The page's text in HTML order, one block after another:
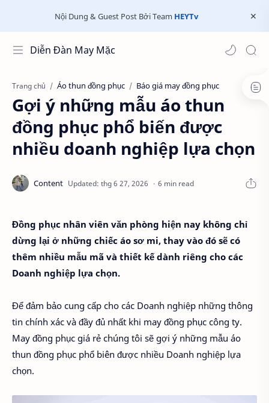
Nội Dung & Guest Post Bởi Team HEYTv
Diễn Đàn May Mặc
Trang chủ Áo thun đồng phục Báo giá may đồng phục
Gợi ý những mẫu áo thun
đồng phục phổ biến được
nhiều doanh nghiệp lựa chọn
6 min read
Đồng phục nhân viên văn phòng hiện nay không chỉ
dừng lại ở những chiếc áo sơ mi, thay vào đó sẽ có
thêm nhiều mẫu mã và thiết kế dành riêng cho các
Doanh nghiệp lựa chọn.
Để đảm bảo cung cấp cho các Doanh nghiệp những thông
tin chính xác và đầy đủ nhất khi may đồng phục công ty.
May đồng phục giá rẻ chúng tôi sẽ gợi ý những mẫu áo
thun đồng phục phổ biên được nhiều Doanh nghiệp lựa
chọn.